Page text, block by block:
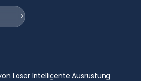
Laser Intelligente Ausrüstung